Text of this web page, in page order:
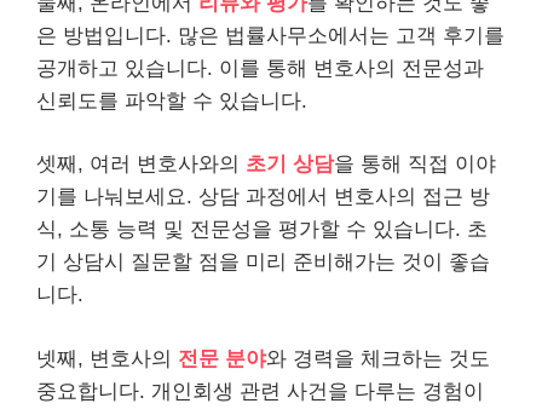
은 방법입니다. 많은 법률사무소에서는 고객 후기를
공개하고 있습니다. 이를 통해 변호사의 전문성과
신뢰도를 파악할 수 있습니다.
셋째, 여러 변호사와의 초기 상담을 통해 직접 이야
기를 나눠보세요. 상담 과정에서 변호사의 접근 방
식, 소통 능력 및 전문성을 평가할 수 있습니다. 초
기 상담시 질문할 점을 미리 준비해가는 것이 좋습
니다.
넷째, 변호사의 전문 분야와 경력을 체크하는 것도
중요합니다. 개인회생 관련 사건을 다루는 경험이